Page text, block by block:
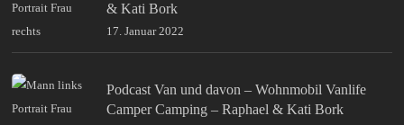
& Kati Bork
17. Januar 2022
Podcast Van und davon – Wohnmobil Vanlife
Camper Camping – Raphael & Kati Bork